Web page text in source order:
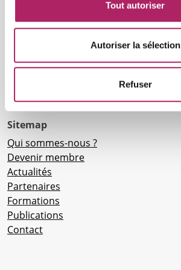
Tout autoriser
Autoriser la sélection
Refuser
9040 Gent
Numéro d'entreprise: BE0884.655.341
RPR Gent Division Gent
09 232 50 36
Sitemap
Qui sommes-nous ?
Devenir membre
Actualités
Partenaires
Formations
Publications
Contact